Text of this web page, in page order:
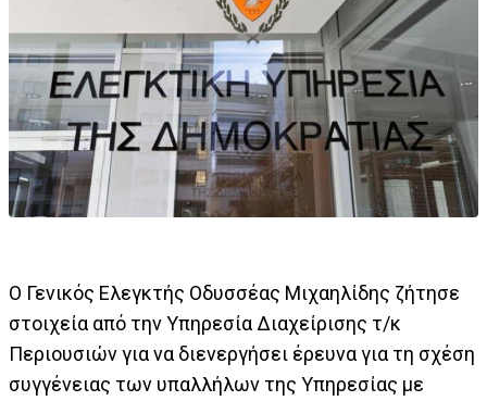
Ο Γενικός Ελεγκτής Οδυσσέας Μιχαηλίδης ζήτησε
στοιχεία από την Υπηρεσία Διαχείρισης τ/κ
Περιουσιών για να διενεργήσει έρευνα για τη σχέση
συγγένειας των υπαλλήλων της Υπηρεσίας με